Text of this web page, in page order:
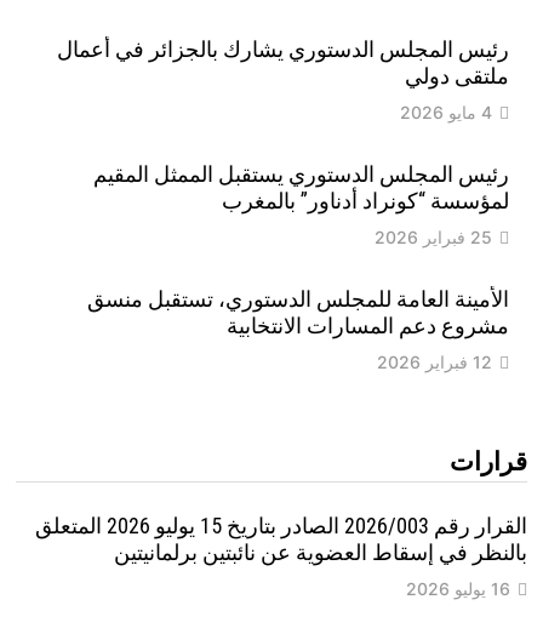
رئيس المجلس الدستوري يشارك بالجزائر في أعمال
ملتقى دولي
4 مايو 2026
رئيس المجلس الدستوري يستقبل الممثل المقيم
لمؤسسة “كونراد أدناور” بالمغرب
25 فبراير 2026
الأمينة العامة للمجلس الدستوري، تستقبل منسق
مشروع دعم المسارات الانتخابية
12 فبراير 2026
قرارات
القرار رقم 2026/003 الصادر بتاريخ 15 يوليو 2026 المتعلق
بالنظر في إسقاط العضوية عن نائبتين برلمانيتين
16 يوليو 2026